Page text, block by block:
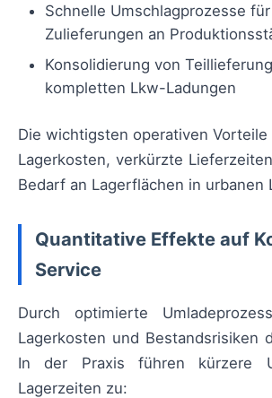
Schnelle Umschlagprozesse
Zulieferungen an
Konsolidierung von
kompletten Lkw-Ladungen
Die wichtigsten operativen Vorteile
Lagerkosten, verkürzte
Bedarf an Lagerflächen in urbanen
Quantitative Effekte auf
Service
Durch optimierte
Lagerkosten und Bestandsrisiken
In der Praxis führen kürzere
Lagerzeiten zu: